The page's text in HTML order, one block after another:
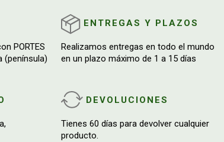
PORTES
(península)
ENTREGAS Y PLAZOS
Realizamos entregas en todo el mundo
en un plazo máximo de 1 a 15 días
DEVOLUCIONES
Tienes 60 días para devolver cualquier
producto.